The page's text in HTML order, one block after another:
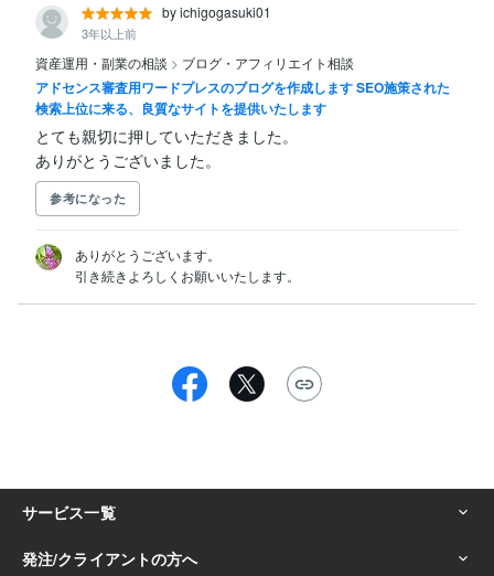
by ichigogasuki01
3年以上前
資産運用・副業の相談 > ブログ・アフィリエイト相談
アドセンス審査用ワードプレスのブログを作成します SEO施策された
検索上位に来る、良質なサイトを提供いたします
とても親切に押していただきました。
ありがとうございました。
参考になった
ありがとうございます。
引き続きよろしくお願いいたします。